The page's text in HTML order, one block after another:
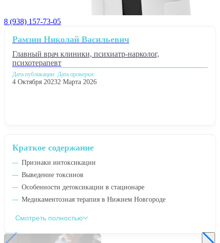
8 (938) 157-73-05
Краткое содержание
Признаки интоксикации
Выведение токсинов
Особенности детоксикации в стационаре
Медикаментозная терапия в Нижнем Новгороде
Смотреть полностью
Рамзин Николай Васильевич
Главный врач клиники, психиатр-нарколог,
психотерапевт
Дата публикации:
4 Октября 2023
Дата проверки:
2 Марта 2026